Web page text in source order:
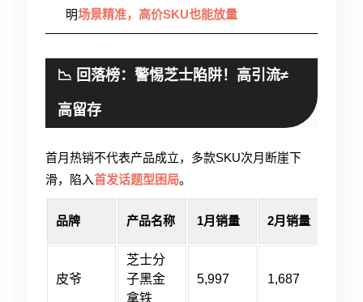
明场景精准，高价SKU也能放量
📉 回落榜：警惕芝士陷阱！高引流≠
高留存
首月热销不代表产品成立，多款SKU次月断崖下
滑，陷入首发话题型困局。
品牌 产品名称 1月销量 2月销量
皮爷
芝士分
子黑金
拿铁
5,997 1,687